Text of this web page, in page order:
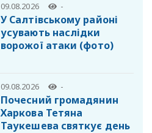
09.08.2026 -
У Салтівському районі
усувають наслідки
ворожої атаки (фото)
09.08.2026 -
Почесний громадянин
Харкова Тетяна
Таукешева святкує день